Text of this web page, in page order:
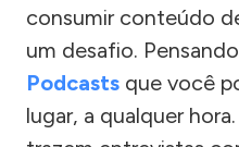
consumir conteúdo
um desafio.
Podcasts que você
lugar, a qualquer